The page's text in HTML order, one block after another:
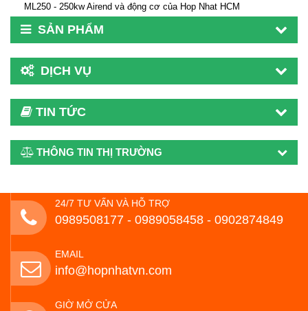
ML250 - 250kw Airend và động cơ của Hop Nhat HCM
SẢN PHẨM
DỊCH VỤ
TIN TỨC
THÔNG TIN THỊ TRƯỜNG
24/7 TƯ VẤN VÀ HỖ TRỢ
0989508177 - ‭0989058458‬ - 0902874849
EMAIL
info@hopnhatvn.com
GIỜ MỞ CỬA